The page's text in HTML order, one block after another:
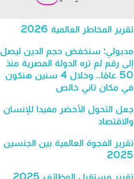
تقرير المخاطر العالمية 2026
مدبولي: سنخفض حجم الدين ليصل
إلى رقم لم تره الدولة المصرية منذ
50 عامًا.. وخلال 4 سنين هنكون
في مكان تاني خالص
جعل التحول الأخضر مفيدا للإنسان
والاقتصاد
تقرير الفجوة العالمية بين الجنسين
2025
تقرير مستقبل الوظائف 2025